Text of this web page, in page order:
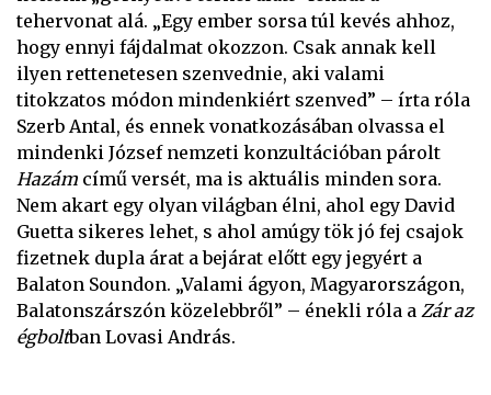
tehervonat alá. „Egy ember sorsa túl kevés ahhoz,
hogy ennyi fájdalmat okozzon. Csak annak kell
ilyen rettenetesen szenvednie, aki valami
titokzatos módon mindenkiért szenved” – írta róla
Szerb Antal, és ennek vonatkozásában olvassa el
mindenki József nemzeti konzultációban párolt
Hazám című versét, ma is aktuális minden sora.
Nem akart egy olyan világban élni, ahol egy David
Guetta sikeres lehet, s ahol amúgy tök jó fej csajok
fizetnek dupla árat a bejárat előtt egy jegyért a
Balaton Soundon. „Valami ágyon, Magyarországon,
Balatonszárszón közelebbről” – énekli róla a Zár az
égboltban Lovasi András.